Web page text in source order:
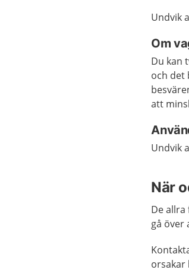
Undvik
Om
Du kan
och det
att
Undvik
När
De
gå över
orsakar